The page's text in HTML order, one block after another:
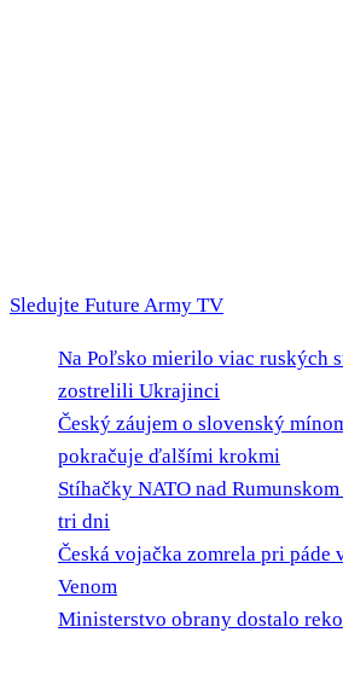
Sledujte Future Army TV
Na Poľsko mierilo viac ruských
zostrelili Ukrajinci
Český záujem o slovenský
pokračuje ďalšími krokmi
Stíhačky NATO nad
tri dni
Česká vojačka zomrela pri
Venom
Ministerstvo obrany dostalo